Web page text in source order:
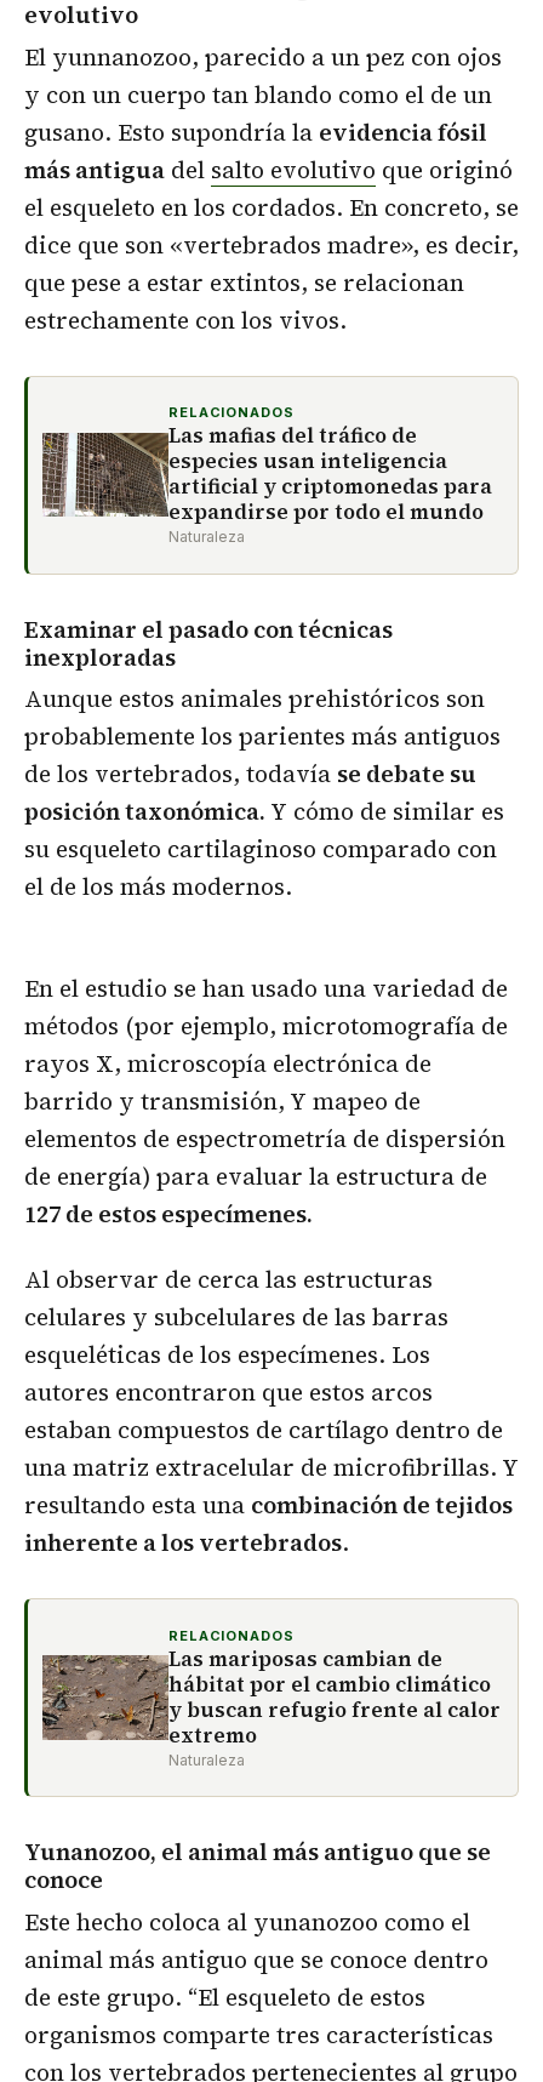
evolutivo
El yunnanozoo, parecido a un pez con ojos
y con un cuerpo tan blando como el de un
gusano. Esto supondría la evidencia fósil
más antigua del salto evolutivo que originó
el esqueleto en los cordados. En concreto, se
dice que son «vertebrados madre», es decir,
que pese a estar extintos, se relacionan
estrechamente con los vivos.
RELACIONADOS
Las mafias del tráfico de
especies usan inteligencia
artificial y criptomonedas para
expandirse por todo el mundo
Naturaleza
Examinar el pasado con técnicas
inexploradas
Aunque estos animales prehistóricos son
probablemente los parientes más antiguos
de los vertebrados, todavía se debate su
posición taxonómica. Y cómo de similar es
su esqueleto cartilaginoso comparado con
el de los más modernos.
En el estudio se han usado una variedad de
métodos (por ejemplo, microtomografía de
rayos X, microscopía electrónica de
barrido y transmisión, Y mapeo de
elementos de espectrometría de dispersión
de energía) para evaluar la estructura de
127 de estos especímenes.
Al observar de cerca las estructuras
celulares y subcelulares de las barras
esqueléticas de los especímenes. Los
autores encontraron que estos arcos
estaban compuestos de cartílago dentro de
una matriz extracelular de microfibrillas. Y
resultando esta una combinación de tejidos
inherente a los vertebrados.
RELACIONADOS
Las mariposas cambian de
hábitat por el cambio climático
y buscan refugio frente al calor
extremo
Naturaleza
Yunanozoo, el animal más antiguo que se
conoce
Este hecho coloca al yunanozoo como el
animal más antiguo que se conoce dentro
de este grupo. “El esqueleto de estos
organismos comparte tres características
con los vertebrados pertenecientes al grupo